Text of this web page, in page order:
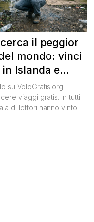
il peggior
mondo: vinci
Islanda e
su VoloGratis.org
viaggi gratis. In tutti
di lettori hanno vinto
ogni giorno sul